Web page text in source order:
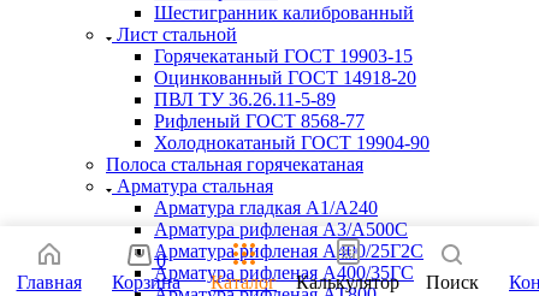
Шестигранник калиброванный
Лист стальной
Горячекатаный ГОСТ 19903-15
Оцинкованный ГОСТ 14918-20
ПВЛ ТУ 36.26.11-5-89
Рифленый ГОСТ 8568-77
Холоднокатаный ГОСТ 19904-90
Полоса стальная горячекатаная
Арматура стальная
Арматура гладкая А1/А240
Арматура рифленая А3/А500С
Арматура рифленая А400/25Г2С
Арматура рифленая А400/35ГС
Главная
0
Корзина
Каталог Калькулятор Поиск